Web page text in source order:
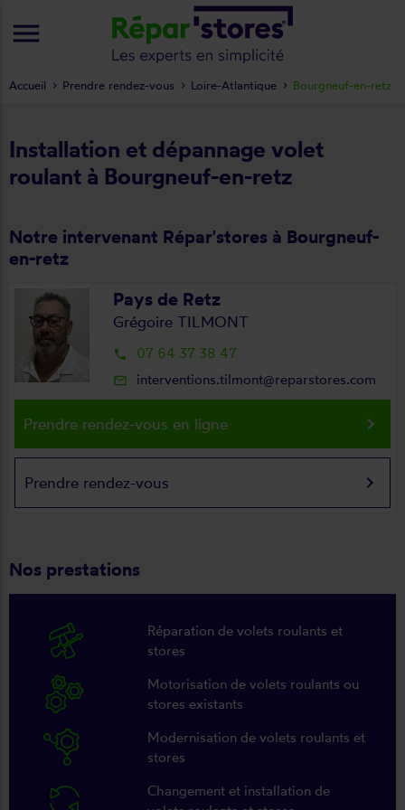
Installation et dépannage volet
roulant à Bourgneuf-en-retz
Notre intervenant Répar'stores à Bourgneuf-
en-retz
Pays de Retz
Grégoire TILMONT
local_phone 07 64 37 38 47
mail_outline interventions.tilmont@reparstores.com
Prendre rendez-vous en ligne keyboard_arrow_right
Prendre rendez-vous keyboard_arrow_right
Nos prestations
Réparation de volets roulants et
stores
Motorisation de volets roulants ou
stores existants
Modernisation de volets roulants et
stores
Changement et installation de
Accueil Prendre rendez-vous Loire-Atlantique Bourgneuf-en-retz
menu